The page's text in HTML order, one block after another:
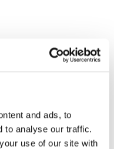
and ads, to
to analyse our traffic.
use of our site with